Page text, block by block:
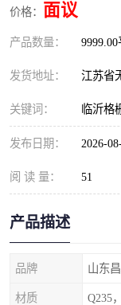
价格： 面议
产品数量：
发货地址： 江苏省
关键词： 临沂格
发布日期： 2026-
阅 读 量： 51
产品描述
品牌 山东
材质 Q235